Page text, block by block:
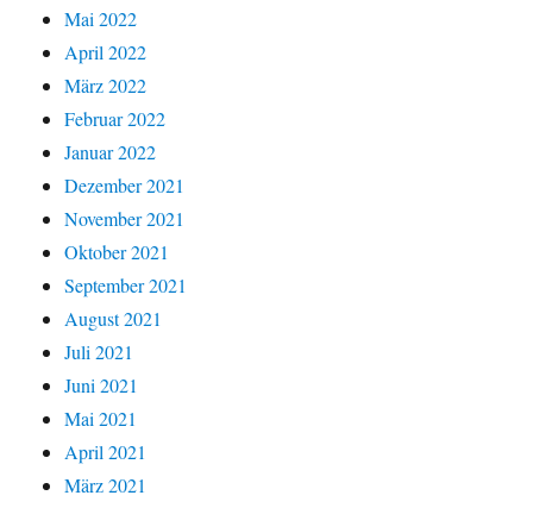
Mai 2022
April 2022
März 2022
Februar 2022
Januar 2022
Dezember 2021
November 2021
Oktober 2021
September 2021
August 2021
Juli 2021
Juni 2021
Mai 2021
April 2021
März 2021